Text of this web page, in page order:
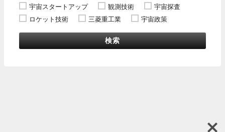
宇宙スタートアップ
観測技術
宇宙探査
ロケット技術
三菱重工業 宇宙政策
検索